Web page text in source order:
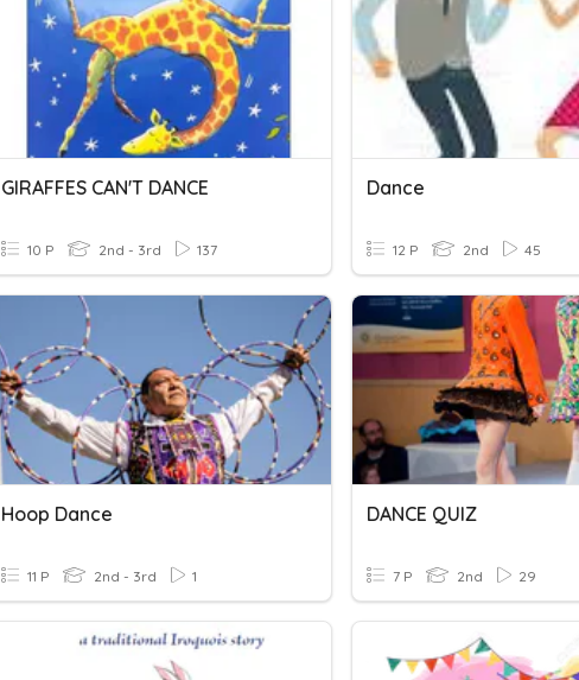
GIRAFFES CAN'T DANCE
10 P 2nd - 3rd 137
Dance
12 P 2nd 45
Hoop Dance
11 P 2nd - 3rd 1
DANCE QUIZ
7 P 2nd 29